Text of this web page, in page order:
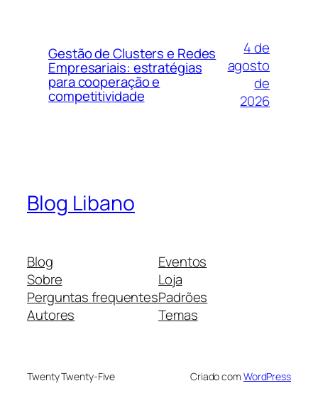
Gestão de Clusters e Redes
Empresariais: estratégias
para cooperação e
competitividade
4 de
agosto
de
2026
Blog Libano
Blog
Sobre
Perguntas frequentes
Autores
Eventos
Loja
Padrões
Temas
Twenty Twenty-Five Criado com WordPress